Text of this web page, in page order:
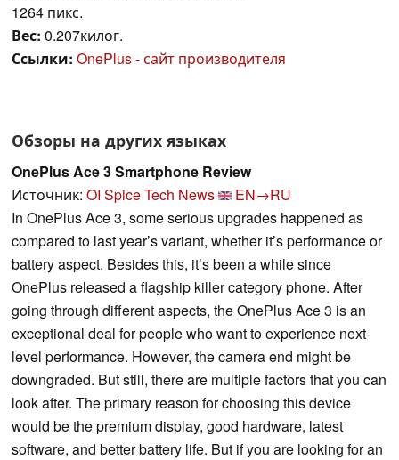
1264 пикс.
Вес: 0.207килог.
Ссылки: OnePlus - сайт производителя
Обзоры на других языках
OnePlus Ace 3 Smartphone Review
Источник: OI Spice Tech News
EN→RU
In OnePlus Ace 3, some serious upgrades happened as
compared to last year’s variant, whether it’s performance or
battery aspect. Besides this, it’s been a while since
OnePlus released a flagship killer category phone. After
going through different aspects, the OnePlus Ace 3 is an
exceptional deal for people who want to experience next-
level performance. However, the camera end might be
downgraded. But still, there are multiple factors that you can
look after. The primary reason for choosing this device
would be the premium display, good hardware, latest
software, and better battery life. But if you are looking for an